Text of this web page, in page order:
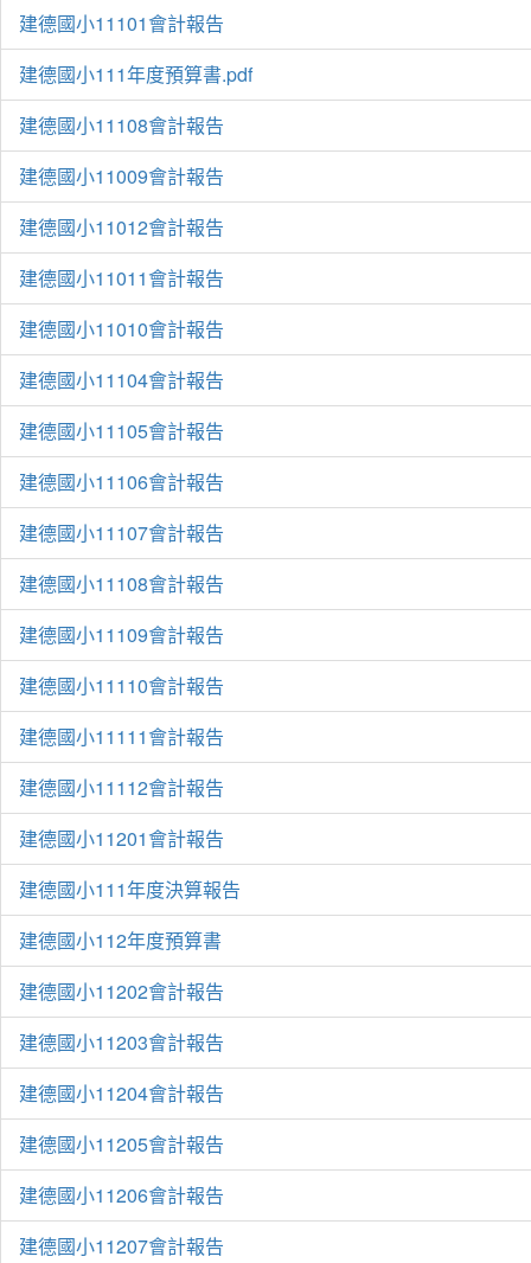
建德國小11101會計報告
建德國小111年度預算書.pdf
建德國小11108會計報告
建德國小11009會計報告
建德國小11012會計報告
建德國小11011會計報告
建德國小11010會計報告
建德國小11104會計報告
建德國小11105會計報告
建德國小11106會計報告
建德國小11107會計報告
建德國小11108會計報告
建德國小11109會計報告
建德國小11110會計報告
建德國小11111會計報告
建德國小11112會計報告
建德國小11201會計報告
建德國小111年度決算報告
建德國小112年度預算書
建德國小11202會計報告
建德國小11203會計報告
建德國小11204會計報告
建德國小11205會計報告
建德國小11206會計報告
建德國小11207會計報告